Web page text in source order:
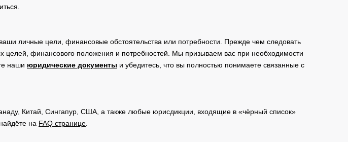
личные цели, финансовые обстоятельства или потребности. Прежде чем следовать
целей, финансового положения и потребностей. Мы призываем вас при необходимости
наши юридические документы и убедитесь, что вы полностью понимаете связанные с
Китай, Сингапур, США, а также любые юрисдикции, входящие в «чёрный список»
на FAQ странице